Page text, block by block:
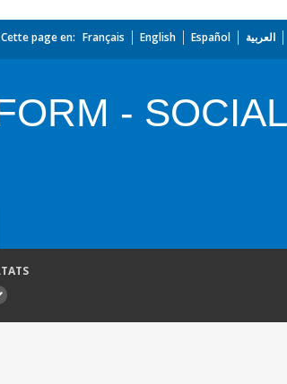
Cette page en: Français English Español العربية
- SOCIAL